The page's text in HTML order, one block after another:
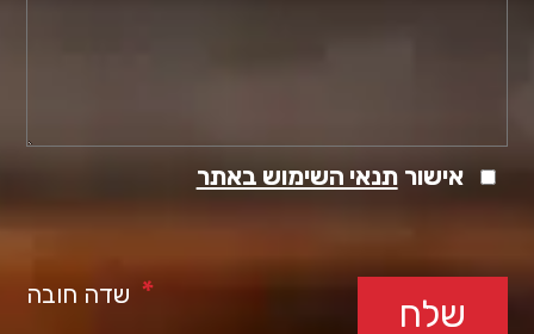
אישור תנאי השימוש באתר
* שדה חובה